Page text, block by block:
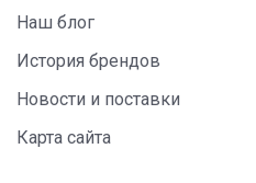
Наш блог
История брендов
Новости и поставки
Карта сайта